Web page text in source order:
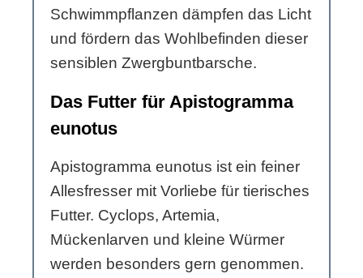
Schwimmpflanzen dämpfen das Licht
und fördern das Wohlbefinden dieser
sensiblen Zwergbuntbarsche.
Das Futter für Apistogramma
eunotus
Apistogramma eunotus ist ein feiner
Allesfresser mit Vorliebe für tierisches
Futter. Cyclops, Artemia,
Mückenlarven und kleine Würmer
werden besonders gern genommen.